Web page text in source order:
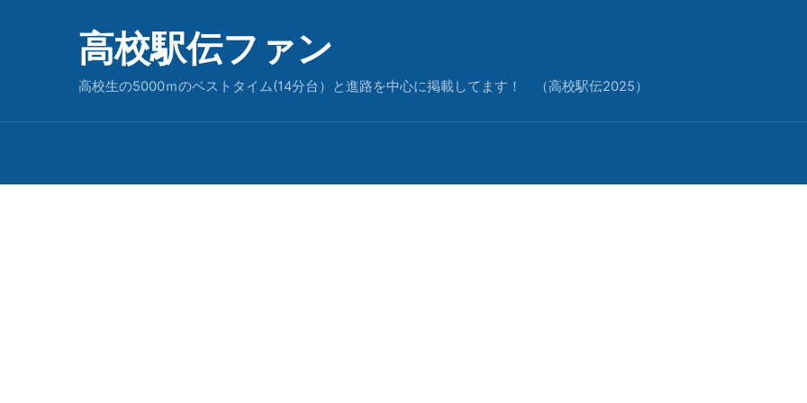
高校駅伝ファン
高校生の5000ｍのベストタイム(14分台）と進路を中心に掲載してます！ （高校駅伝2025）